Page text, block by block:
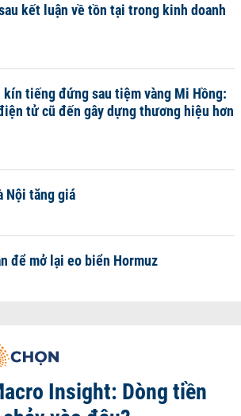
kết luận về tồn tại trong kinh doanh
kín tiếng đứng sau tiệm vàng Mi Hồng:
tử cũ đến gây dựng thương hiệu hơn
Nội tăng giá
để mở lại eo biển Hormuz
Insight: Dòng tiền